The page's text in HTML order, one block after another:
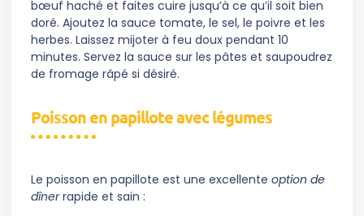
bœuf haché et faites cuire jusqu’à ce qu’il soit bien
doré. Ajoutez la sauce tomate, le sel, le poivre et les
herbes. Laissez mijoter à feu doux pendant 10
minutes. Servez la sauce sur les pâtes et saupoudrez
de fromage râpé si désiré.
Poisson en papillote avec légumes
Le poisson en papillote est une excellente option de
dînerrapide et sain :